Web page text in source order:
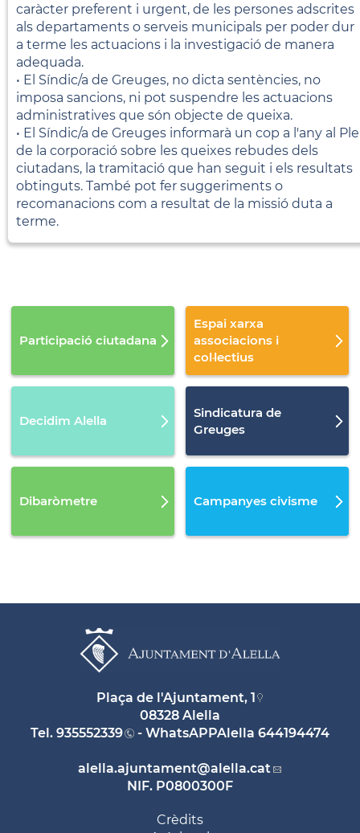
caràcter preferent i urgent, de les persones adscrites
als departaments o serveis municipals per poder dur
a terme les actuacions i la investigació de manera
adequada.
• El Síndic/a de Greuges, no dicta sentències, no
imposa sancions, ni pot suspendre les actuacions
administratives que són objecte de queixa.
• El Síndic/a de Greuges informarà un cop a l'any al Ple
de la corporació sobre les queixes rebudes dels
ciutadans, la tramitació que han seguit i els resultats
obtinguts. També pot fer suggeriments o
recomanacions com a resultat de la missió duta a
terme.
Participació ciutadana
Espai xarxa
associacions i
col·lectius
Decidim Alella
Sindicatura de
Greuges
Dibaròmetre Campanyes civisme
Plaça de l'Ajuntament, 1
08328 Alella
Tel. 935552339 - WhatsAPPAlella 644194474
alella.ajuntament@alella.cat
NIF. P0800300F
Crèdits